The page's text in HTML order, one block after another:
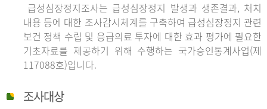
급성심장정지조사는 급성심장정지 발생과 생존결과, 처치
내용 등에 대한 조사감시체계를 구축하여 급성심장정지 관련
보건 정책 수립 및 응급의료 투자에 대한 효과 평가에 필요한
기초자료를 제공하기 위해 수행하는 국가승인통계사업(제
117088호)입니다.
조사대상